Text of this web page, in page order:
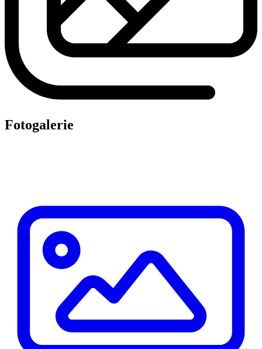
Fotogalerie